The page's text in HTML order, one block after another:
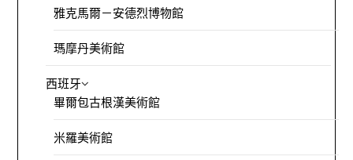
雅克馬爾－安德烈博物館
瑪摩丹美術館
西班牙
畢爾包古根漢美術館
米羅美術館